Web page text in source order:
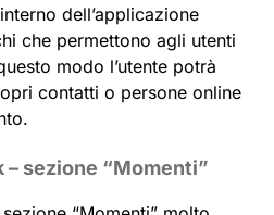
dell’applicazione
che permettono agli utenti
modo l’utente potrà
contatti o persone online
sezione “Momenti”